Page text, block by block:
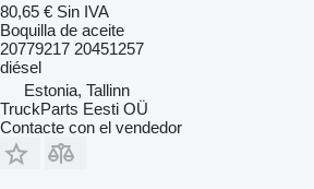
80,65 € Sin IVA
Boquilla de aceite
20779217 20451257
diésel
Estonia, Tallinn
TruckParts Eesti OÜ
Contacte con el vendedor